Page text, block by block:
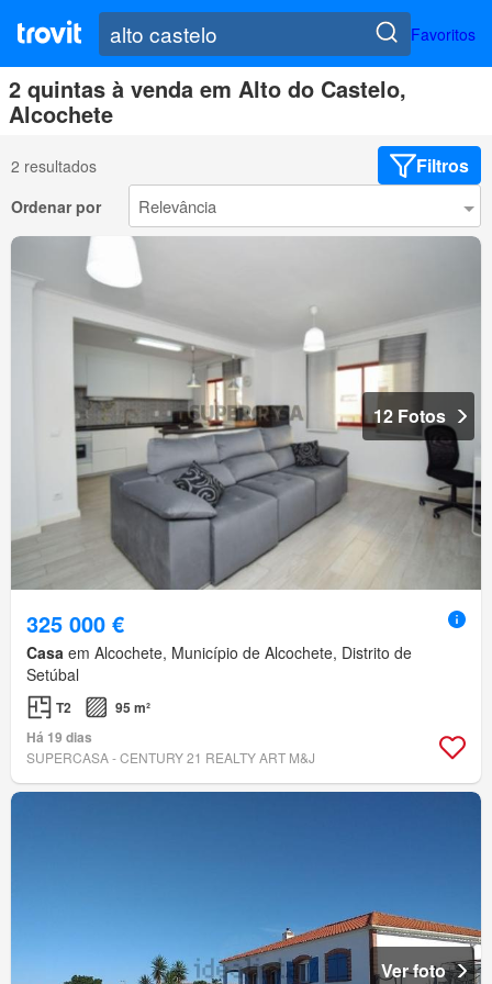
Favoritos
2 quintas à venda em Alto do Castelo,
Alcochete
2 resultados Filtros
Ordenar por
12 Fotos
325 000 €
Casa em Alcochete, Município de Alcochete, Distrito de
Setúbal
T2
95 m²
Há 19 dias
SUPERCASA - CENTURY 21 REALTY ART M&J
Ver foto